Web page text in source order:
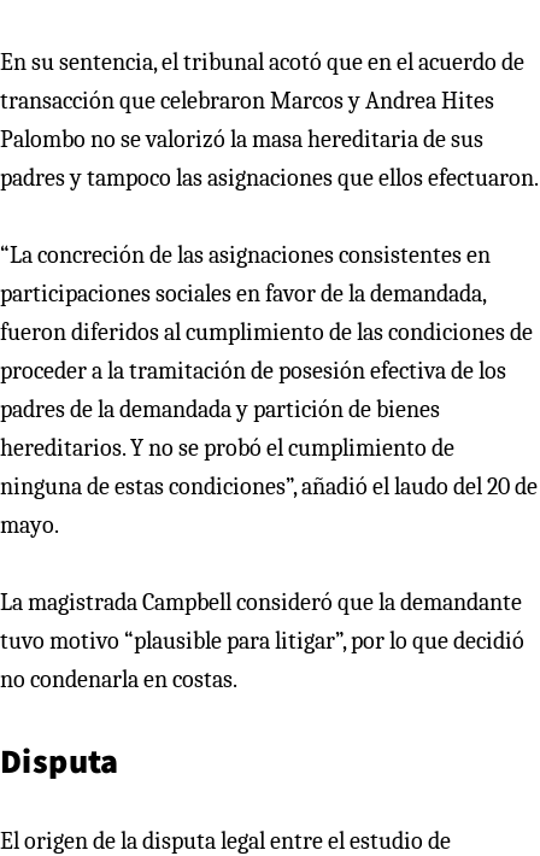
En su sentencia, el tribunal acotó que en el acuerdo de
transacción que celebraron Marcos y Andrea Hites
Palombo no se valorizó la masa hereditaria de sus
padres y tampoco las asignaciones que ellos efectuaron.
“La concreción de las asignaciones consistentes en
participaciones sociales en favor de la demandada,
fueron diferidos al cumplimiento de las condiciones de
proceder a la tramitación de posesión efectiva de los
padres de la demandada y partición de bienes
hereditarios. Y no se probó el cumplimiento de
ninguna de estas condiciones”, añadió el laudo del 20 de
mayo.
La magistrada Campbell consideró que la demandante
tuvo motivo “plausible para litigar”, por lo que decidió
no condenarla en costas.
Disputa
El origen de la disputa legal entre el estudio de